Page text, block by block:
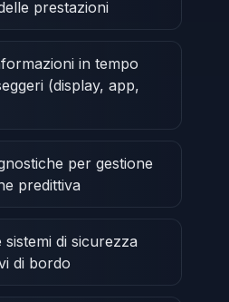
prestazioni
in tempo
(display, app,
per gestione
predittiva
di sicurezza
di bordo